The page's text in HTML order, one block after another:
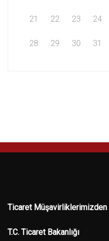
21 22 23 24
28 29 30 31
Ticaret Müşavirliklerimizden
T.C. Ticaret Bakanlığı